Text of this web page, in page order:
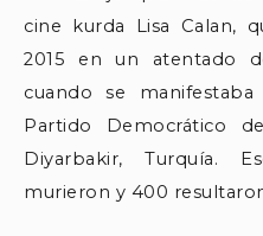
cine kurda Lisa Calan,
2015 en un atentado
cuando se
Partido Democrático
Diyarbakir, Turquía.
murieron y 400